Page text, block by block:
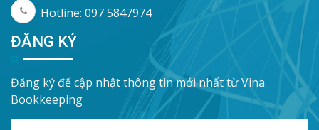
Hotline: 097 5847974
ĐĂNG KÝ
Đăng ký để cập nhật thông tin mới nhất từ Vina
Bookkeeping